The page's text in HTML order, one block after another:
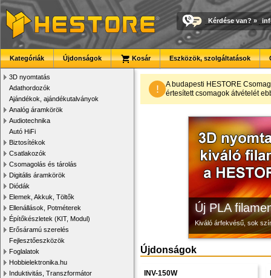
Kérdése van? »
Kategóriák Újdonságok Kosár Eszközök, szolgáltatások
3D nyomtatás
Adathordozók
Ajándékok, ajándékutalványok
Analóg áramkörök
Audiotechnika
Autó HiFi
Biztosítékok
Csatlakozók
Csomagolás és tárolás
Digitális áramkörök
Diódák
Elemek, Akkuk, Töltők
Ellenállások, Potméterek
Építőkészletek (KIT, Modul)
Erősáramú szerelés
Fejlesztőeszközök
Foglalatok
Hobbielektronika.hu
Induktivitás, Transzformátor
!
A budapesti HESTORE
értesített csomagok átvételét
Új PLA
Kiváló árfekvésű, sok
Modulvilág
Fejlesztés, szórakozás
3D nyomtató
Kiváló minőségű,
Megbízható
Új, modern
Újdonságok
INV-150W